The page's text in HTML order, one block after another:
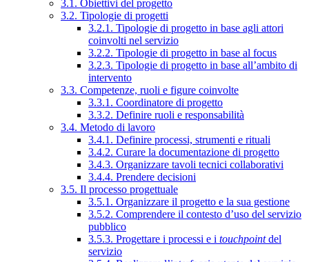
3.1. Obiettivi del progetto
3.2. Tipologie di progetti
3.2.1. Tipologie di progetto in base agli attori
coinvolti nel servizio
3.2.2. Tipologie di progetto in base al focus
3.2.3. Tipologie di progetto in base all’ambito di
intervento
3.3. Competenze, ruoli e figure coinvolte
3.3.1. Coordinatore di progetto
3.3.2. Definire ruoli e responsabilità
3.4. Metodo di lavoro
3.4.1. Definire processi, strumenti e rituali
3.4.2. Curare la documentazione di progetto
3.4.3. Organizzare tavoli tecnici collaborativi
3.4.4. Prendere decisioni
3.5. Il processo progettuale
3.5.1. Organizzare il progetto e la sua gestione
3.5.2. Comprendere il contesto d’uso del servizio
pubblico
3.5.3. Progettare i processi e i touchpointdel
servizio